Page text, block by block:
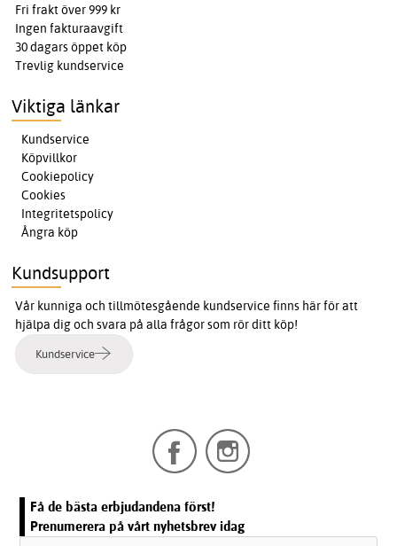
Fri frakt över 999 kr
Ingen fakturaavgift
30 dagars öppet köp
Trevlig kundservice
Viktiga länkar
Kundservice
Köpvillkor
Cookiepolicy
Cookies
Integritetspolicy
Ångra köp
Kundsupport
Vår kunniga och tillmötesgående kundservice finns här för att
hjälpa dig och svara på alla frågor som rör ditt köp!
Kundservice
Få de bästa erbjudandena först!
Prenumerera på vårt nyhetsbrev idag